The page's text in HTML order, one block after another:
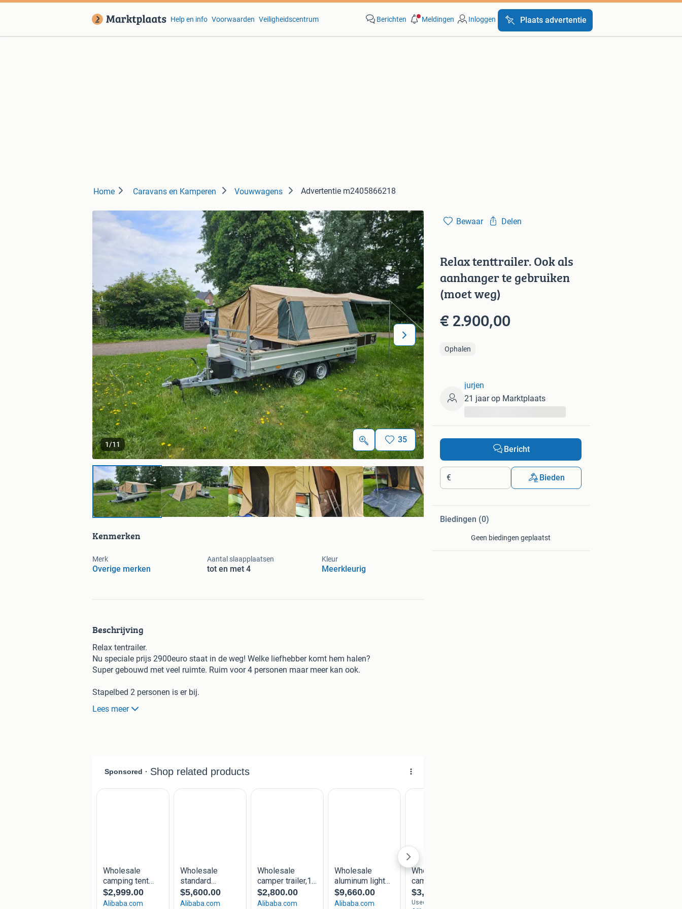
Help en info Voorwaarden Veiligheidscentrum Berichten Meldingen Inloggen Plaats advertentie
Home Caravans en Kamperen Vouwwagens Advertentie m2405866218
1/11 35
Kenmerken
Merk
Overige merken
Aantal slaapplaatsen
tot en met 4
Kleur
Meerkleurig
Beschrijving
Relax tentrailer.
Nu speciale prijs 2900euro staat in de weg! Welke liefhebber komt hem halen?
Super gebouwd met veel ruimte. Ruim voor 4 personen maar meer kan ook.
Stapelbed 2 personen is er bij.
Groot bed 1.60 x 2.2 a 2.4 m lang met een heelijk dik matras.
van een vast opstaand grondzeil.
Mast je voor op koprek is om hier een douche zak aan op te hangen.
We doen hem weg omdat we geen trekhaak meer hebben op het moment.
Lees meer
Bewaar Delen
Relax tenttrailer. Ook als
aanhanger te gebruiken
(moet weg)
€ 2.900,00
Ophalen
jurjen
21 jaar op Marktplaats
Bericht
€ Bieden
Biedingen (0)
Geen biedingen geplaatst